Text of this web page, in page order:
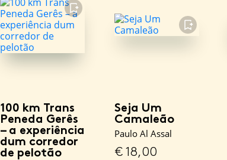
FAVORITO
100 km Trans
Peneda Gerês
– a experiência
dum corredor
de pelotão
FAVORITO
Seja Um
Camaleão
Paulo Al Assal
€18,00